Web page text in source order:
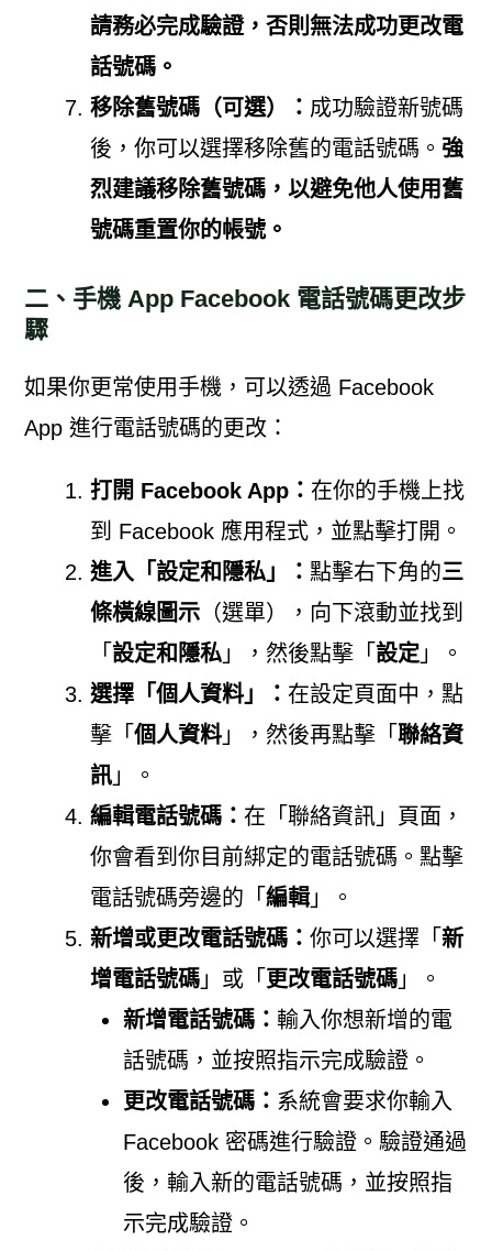
請務必完成驗證，否則無法成功更改電
話號碼。
移除舊號碼（可選）： 成功驗證新號碼
後，你可以選擇移除舊的電話號碼。 強
烈建議移除舊號碼，以避免他人使用舊
號碼重置你的帳號。
二、手機 App Facebook 電話號碼更改步
驟
如果你更常使用手機，可以透過 Facebook
App 進行電話號碼的更改：
打開 Facebook App： 在你的手機上找
到 Facebook 應用程式，並點擊打開。
進入「設定和隱私」： 點擊右下角的三
條橫線圖示（選單），向下滾動並找到
「 設定和隱私」，然後點擊「 設定」。
選擇「個人資料」： 在設定頁面中，點
擊「 個人資料」，然後再點擊「 聯絡資
訊」。
編輯電話號碼： 在「聯絡資訊」頁面，
你會看到你目前綁定的電話號碼。點擊
電話號碼旁邊的「 編輯」。
新增或更改電話號碼： 你可以選擇「 新
增電話號碼」或「 更改電話號碼」。
新增電話號碼： 輸入你想新增的電
話號碼，並按照指示完成驗證。
更改電話號碼： 系統會要求你輸入
Facebook 密碼進行驗證。驗證通過
後，輸入新的電話號碼，並按照指
示完成驗證。